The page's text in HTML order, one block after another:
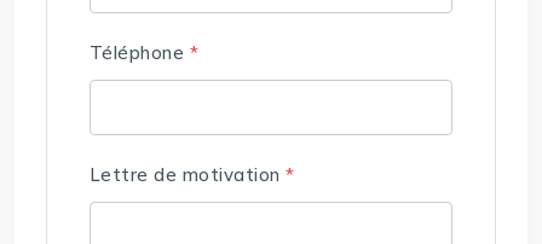
Téléphone *
Lettre de motivation*